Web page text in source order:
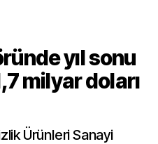
yıl sonu
milyar doları
Ürünleri Sanayi